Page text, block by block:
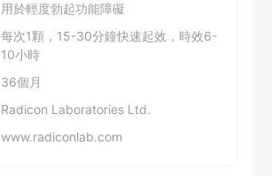
用於輕度勃起功能障礙
每次1顆，15-30分鐘快速起效，時效6-
10小時
36個月
Radicon Laboratories Ltd.
www.radiconlab.com